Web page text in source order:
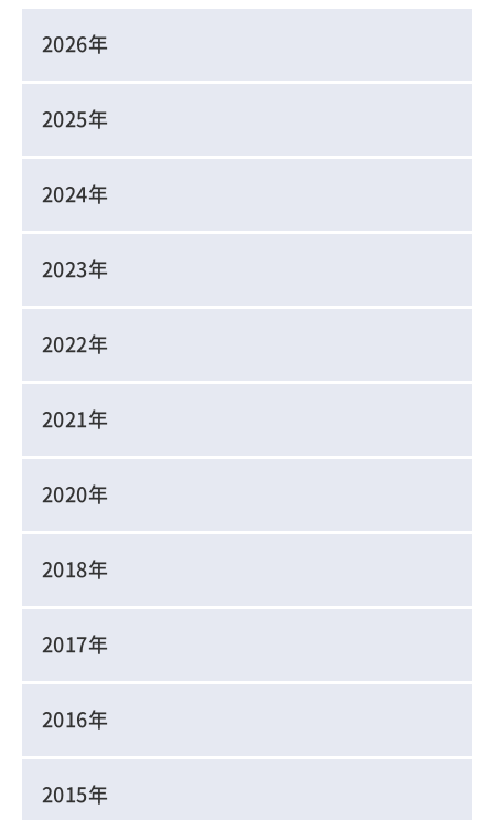
2026年
2025年
2024年
2023年
2022年
2021年
2020年
2018年
2017年
2016年
2015年